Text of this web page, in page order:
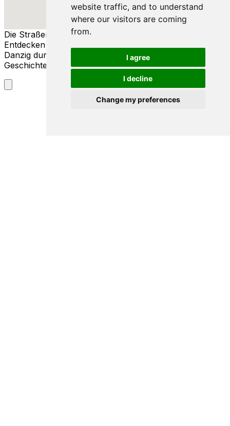
website traffic, and to understand
where our visitors are coming
from.
I agree
I decline
Change my preferences
Die Straßen von Danzig
Entdecken Sie die reiche Geschichte und Kultur von
Danzig durch seine Straßen, Menschen und
Geschichten.